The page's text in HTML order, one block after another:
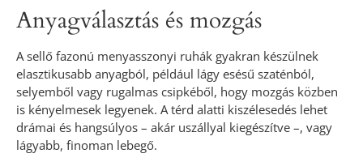
Anyagválasztás és mozgás
A sellő fazonú menyasszonyi ruhák gyakran készülnek
elasztikusabb anyagból, például lágy esésű szaténból,
selyemből vagy rugalmas csipkéből, hogy mozgás közben
is kényelmesek legyenek. A térd alatti kiszélesedés lehet
drámai és hangsúlyos – akár uszállyal kiegészítve –, vagy
lágyabb, finoman lebegő.